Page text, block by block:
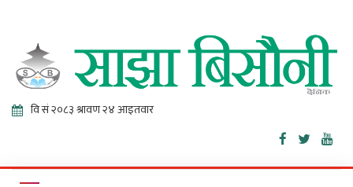
Sajha
Online News Portal